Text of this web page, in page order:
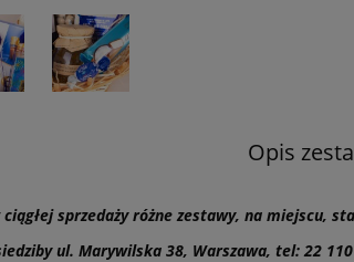
Opis
sprzedaży różne zestawy, na miejscu,
ul. Marywilska 38, Warszawa, tel: 22